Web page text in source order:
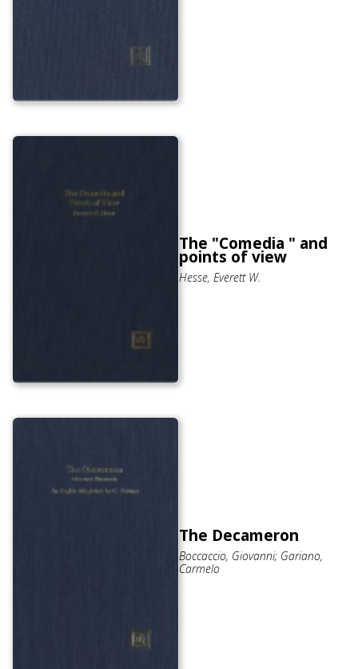
The "Comedia " and
points of view
Hesse, Everett W.
The Decameron
Boccaccio, Giovanni; Gariano,
Carmelo